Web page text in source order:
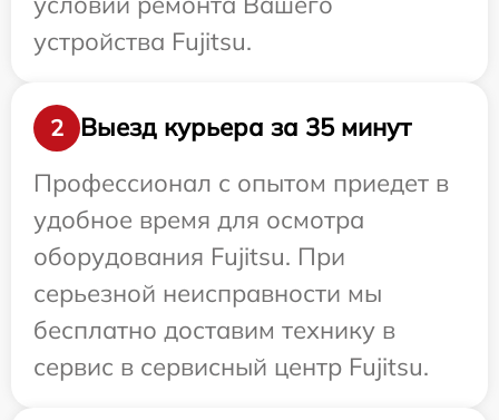
устройства Fujitsu.
2
Выезд курьера за 35 минут
Профессионал с опытом приедет в
удобное время для осмотра
оборудования Fujitsu. При
серьезной неисправности мы
бесплатно доставим технику в
сервис в сервисный центр Fujitsu.